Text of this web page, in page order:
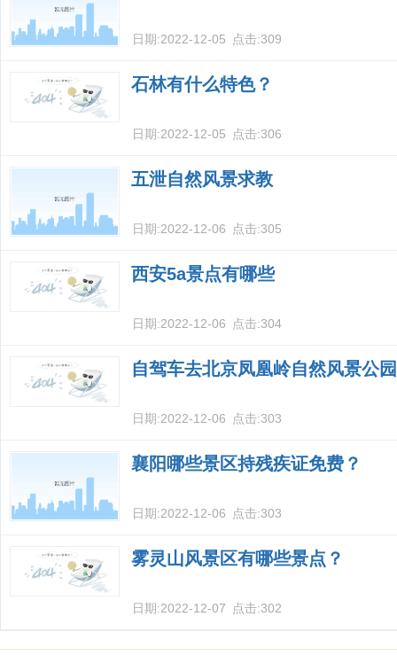
日期:2022-12-05 点击:309
石林有什么特色？
日期:2022-12-05 点击:306
五泄自然风景求教
日期:2022-12-06 点击:305
西安5a景点有哪些
日期:2022-12-06 点击:304
自驾车去北京凤凰岭自然风景公
日期:2022-12-06 点击:303
襄阳哪些景区持残疾证免费？
日期:2022-12-06 点击:303
雾灵山风景区有哪些景点？
日期:2022-12-07 点击:302